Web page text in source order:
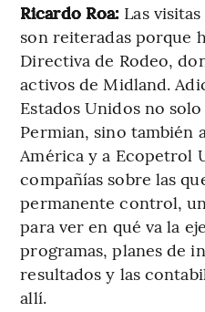
Ricardo Roa: Las
son reiteradas porque
Directiva de Rodeo,
activos de Midland.
Estados Unidos no
Permian, sino también
América y a Ecopetrol
compañías sobre las
permanente control,
para ver en qué va la
programas, planes de
resultados y las
allí.